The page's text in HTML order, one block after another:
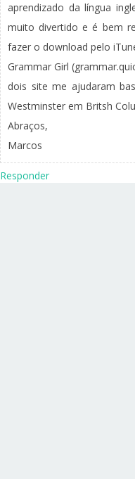
aprendizado da língua
muito divertido e é bem
fazer o download pelo
Grammar Girl
dois site me ajudaram
Westminster em Britsh
Abraços,
Marcos
Responder